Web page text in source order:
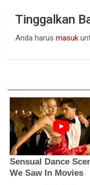
Tinggalkan
Anda harus masuk